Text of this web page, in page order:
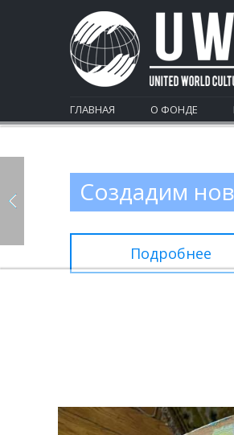
ГЛАВНАЯ О ФОНДЕ
Создадим
Подробнее